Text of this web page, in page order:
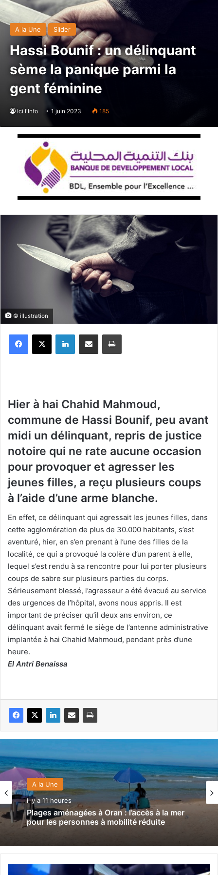
A la Une Slider
Hassi Bounif : un délinquant
sème la panique parmi la
gent féminine
Ici l'Info 1 juin 2023 185
© illustration
Hier à hai Chahid Mahmoud,
commune de Hassi Bounif, peu avant
midi un délinquant, repris de justice
notoire qui ne rate aucune occasion
pour provoquer et agresser les
jeunes filles, a reçu plusieurs coups
à l’aide d’une arme blanche.
En effet, ce délinquant qui agressait les jeunes filles, dans
cette agglomération de plus de 30.000 habitants, s’est
aventuré, hier, en s’en prenant à l’une des filles de la
localité, ce qui a provoqué la colère d’un parent à elle,
lequel s’est rendu à sa rencontre pour lui porter plusieurs
coups de sabre sur plusieurs parties du corps.
Sérieusement blessé, l’agresseur a été évacué au service
des urgences de l’hôpital, avons nous appris. Il est
important de préciser qu’il deux ans environ, ce
délinquant avait fermé le siège de l’antenne administrative
implantée à hai Chahid Mahmoud, pendant près d’une
heure.
El Antri Benaissa
A la Une
il y a 11 heures
Plages aménagées à Oran : l’accès à la mer
pour les personnes à mobilité réduite